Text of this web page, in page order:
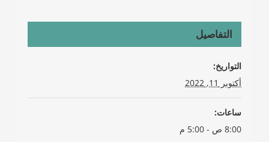
التفاصيل
التواريخ:
أكتوبر 11, 2022
ساعات:
8:00 ص - 5:00 م